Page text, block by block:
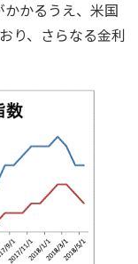
かるうえ、米国
り、さらなる金利